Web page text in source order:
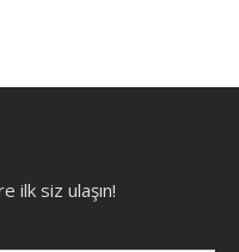
ilk siz ulaşın!